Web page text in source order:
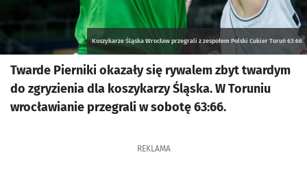
Koszykarze Śląska Wrocław przegrali z zespołem Polski Cukier Toruń 63:66
Twarde Pierniki okazały się rywalem zbyt twardym
do zgryzienia dla koszykarzy Śląska. W Toruniu
wrocławianie przegrali w sobotę 63:66.
REKLAMA